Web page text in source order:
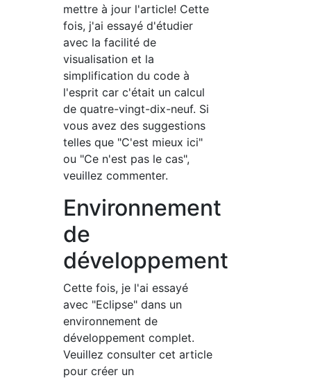
mettre à jour l'article! Cette
fois, j'ai essayé d'étudier
avec la facilité de
visualisation et la
simplification du code à
l'esprit car c'était un calcul
de quatre-vingt-dix-neuf. Si
vous avez des suggestions
telles que "C'est mieux ici"
ou "Ce n'est pas le cas",
veuillez commenter.
Environnement
de
développement
Cette fois, je l'ai essayé
avec "Eclipse" dans un
environnement de
développement complet.
Veuillez consulter cet article
pour créer un